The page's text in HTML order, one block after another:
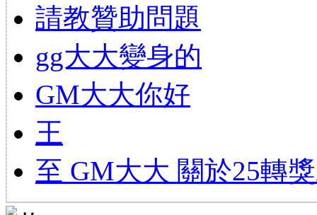
請教贊助問題
gg大大變身的
GM大大你好
王
至 GM大大 關於25轉